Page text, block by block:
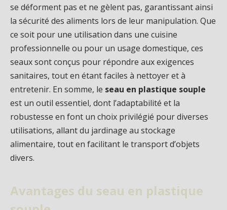
se déforment pas et ne gèlent pas, garantissant ainsi
la sécurité des aliments lors de leur manipulation. Que
ce soit pour une utilisation dans une cuisine
professionnelle ou pour un usage domestique, ces
seaux sont conçus pour répondre aux exigences
sanitaires, tout en étant faciles à nettoyer et à
entretenir. En somme, le seau en plastique souple
est un outil essentiel, dont l’adaptabilité et la
robustesse en font un choix privilégié pour diverses
utilisations, allant du jardinage au stockage
alimentaire, tout en facilitant le transport d’objets
divers.
Avantages du seau en plastique